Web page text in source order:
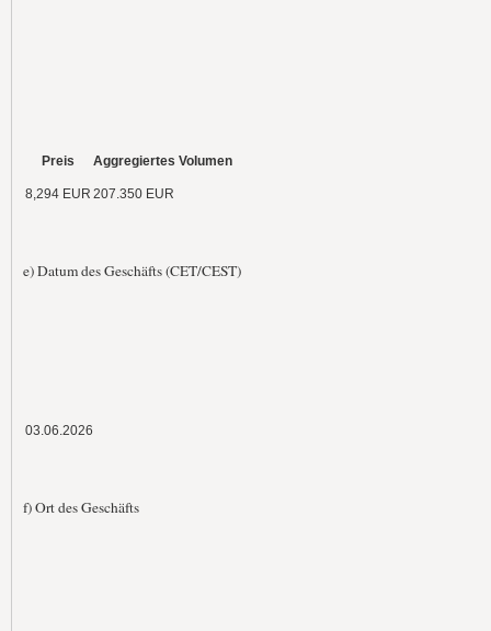
Preis Aggregiertes Volumen
8,294 EUR 207.350 EUR
e) Datum des Geschäfts (CET/CEST)
03.06.2026
f) Ort des Geschäfts